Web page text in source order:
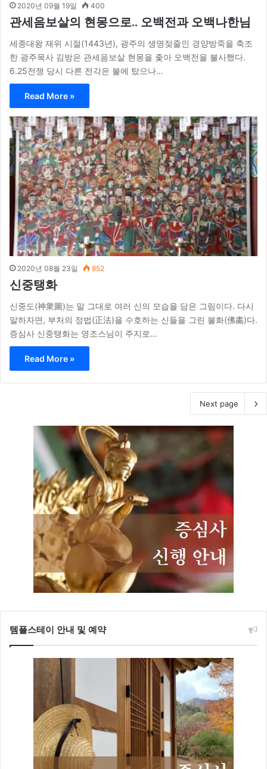
2020년 09월 19일 400
관세음보살의 현몽으로.. 오백전과 오백나한님
세종대왕 재위 시절(1443년), 광주의 생명젖줄인 경양방죽을 축조
한 광주목사 김방은 관세음보살 현몽을 좇아 오백전을 불사했다.
6.25전쟁 당시 다른 전각은 불에 탔으나…
Read More »
2020년 08월 23일 852
신중탱화
신중도(神衆圖)는 말 그대로 여러 신의 모습을 담은 그림이다. 다시
말하자면, 부처의 정법(正法)을 수호하는 신들을 그린 불화(佛畵)다.
증심사 신중탱화는 영조스님이 주지로…
Read More »
Next page
템플스테이 안내 및 예약